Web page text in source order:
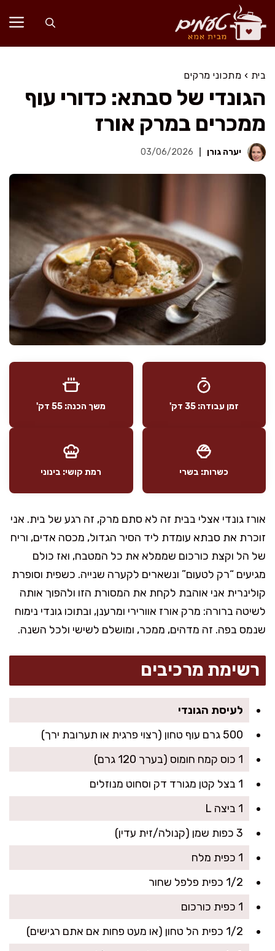
לדלג
לתוכן
בית › מתכוני מרקים
הגונדי של סבתא: כדורי עוף
ממכרים במרק אורז
יערה גורן 03/06/2026
זמן עבודה: 35 דק' משך הכנה: 55 דק'
כשרות: בשרי רמת קושי: בינוני
אורז גונדי אצלי בבית זה לא סתם מרק, זה רגע של בית. אני
זוכרת את סבתא עומדת ליד הסיר הגדול, מכסה אדים, וריח
של הל וקצת כורכום שממלא את כל המטבח, ואז כולם
מגיעים “רק לטעום” ונשארים לקערה שנייה. כשפית וסופרת
קולינרית אני אוהבת לקחת את המסורת הזו ולהפוך אותה
לשיטה ברורה: מרק אורז אוורירי ומרענן, ובתוכו גונדי נימוח
שנמס בפה. זה מדהים, ממכר, ומושלם לשישי ולכל השנה.
רשימת מרכיבים
לעיסת הגונדי
500 גרם עוף טחון (רצוי פרגית או תערובת ירך)
1 כוס קמח חומוס (בערך 120 גרם)
1 בצל קטן מגורד דק וסחוט מנוזלים
1 ביצה L
3 כפות שמן (קנולה/זית עדין)
1 כפית מלח
1/2 כפית פלפל שחור
1 כפית כורכום
1/2 כפית הל טחון (או מעט פחות אם אתם רגישים)